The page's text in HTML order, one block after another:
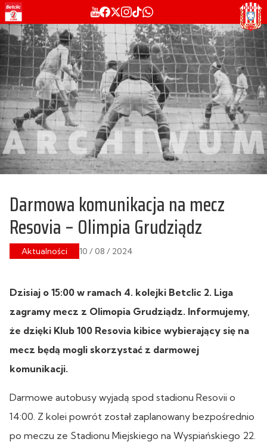
Darmowa komunikacja na mecz
Resovia – Olimpia Grudziądz
Aktualności 10 / 08 / 2024
Dzisiaj o 15:00 w ramach 4. kolejki Betclic 2. Liga
zagramy mecz z Olimopia Grudziądz. Informujemy,
że dzięki Klub 100 Resovia kibice wybierający się na
mecz będą mogli skorzystać z darmowej
komunikacji.
Darmowe autobusy wyjadą spod stadionu Resovii o
14:00. Z kolei powrót został zaplanowany bezpośrednio
po meczu ze Stadionu Miejskiego na Wyspiańskiego 22.